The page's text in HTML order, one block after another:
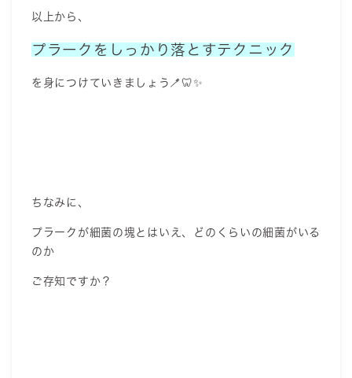
以上から、
プラークをしっかり落とすテクニック
を身につけていきましょう🪥🦷✨
ちなみに、
プラークが細菌の塊とはいえ、どのくらいの細菌がいる
のか
ご存知ですか？